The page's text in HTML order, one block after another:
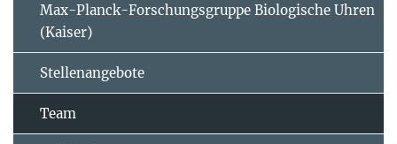
Max-Planck-Forschungsgruppe Biologische Uhren
(Kaiser)
Stellenangebote
Team